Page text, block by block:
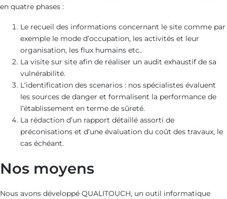
en quatre phases :
Le recueil des informations concernant le site comme par
exemple le mode d’occupation, les activités et leur
organisation, les flux humains etc..
La visite sur site afin de réaliser un audit exhaustif de sa
vulnérabilité.
L’identification des scenarios : nos spécialistes évaluent
les sources de danger et formalisent la performance de
l’établissement en terme de sûreté.
La rédaction d’un rapport détaillé assorti de
préconisations et d’une évaluation du coût des travaux, le
cas échéant.
Nos moyens
Nous avons développé QUALITOUCH, un outil informatique